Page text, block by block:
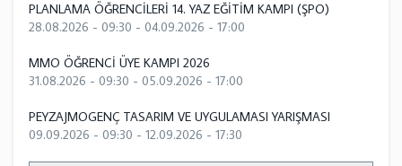
PLANLAMA ÖĞRENCİLERİ 14. YAZ EĞİTİM KAMPI (ŞPO)
28.08.2026 - 09:30 - 04.09.2026 - 17:00
MMO ÖĞRENCİ ÜYE KAMPI 2026
31.08.2026 - 09:30 - 05.09.2026 - 17:00
PEYZAJMOGENÇ TASARIM VE UYGULAMASI YARIŞMASI
09.09.2026 - 09:30 - 12.09.2026 - 17:30